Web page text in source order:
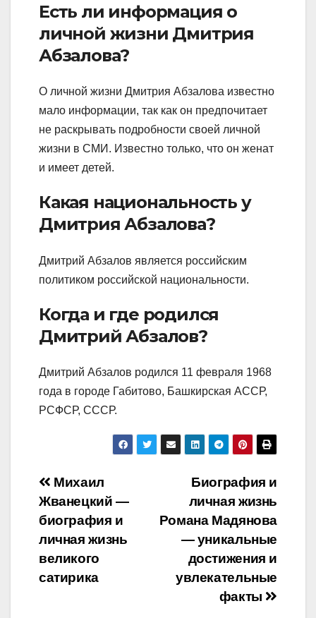
Есть ли информация о
личной жизни Дмитрия
Абзалова?
О личной жизни Дмитрия Абзалова известно
мало информации, так как он предпочитает
не раскрывать подробности своей личной
жизни в СМИ. Известно только, что он женат
и имеет детей.
Какая национальность у
Дмитрия Абзалова?
Дмитрий Абзалов является российским
политиком российской национальности.
Когда и где родился
Дмитрий Абзалов?
Дмитрий Абзалов родился 11 февраля 1968
года в городе Габитово, Башкирская АССР,
РСФСР, СССР.
Навигация
по
записям
Биография и
личная жизнь
Романа Мадянова
— уникальные
достижения и
увлекательные
факты
Михаил
Жванецкий —
биография и
личная жизнь
великого
сатирика